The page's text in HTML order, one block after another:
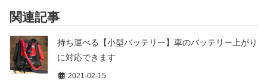
関連記事
持ち運べる【小型バッテリー】車のバッテリー上がり
に対応できます
2021-02-15